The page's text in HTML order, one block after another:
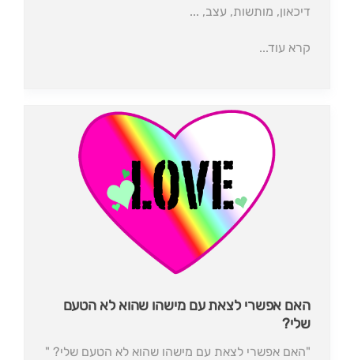
דיכאון, מותשות, עצב, ...
קרא עוד...
האם אפשרי לצאת עם מישהו שהוא לא הטעם
שלי?
"האם אפשרי לצאת עם מישהו שהוא לא הטעם שלי? "